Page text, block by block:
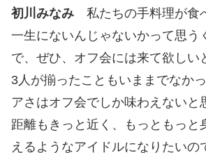
初川みなみ 私たちの手料理が食
一生にないんじゃないかって思う
で、ぜひ、オフ会には来て欲しい
3人が揃ったこともいままでなか
アさはオフ会でしか味わえないと
距離もきっと近く、もっともっと
えるようなアイドルになりたいの